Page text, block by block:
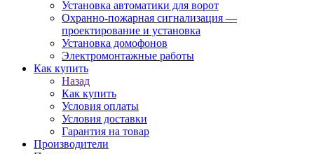
Установка автоматики для ворот
Охранно-пожарная сигнализация —
проектирование и установка
Установка домофонов
Электромонтажные работы
Как купить
Назад
Как купить
Условия оплаты
Условия доставки
Гарантия на товар
Производители